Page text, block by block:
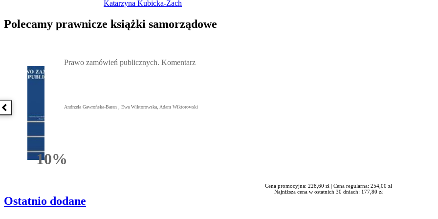
Katarzyna Kubicka-Żach
Polecamy prawnicze książki samorządowe
Poprzednia książka
10%Rabatu
Prawo zamówień publicznych. Komentarz
Andrzela Gawrońska-Baran , Ewa Wiktorowska, Adam Wiktorowski
Cena promocyjna: 228,60 zł | Cena regularna: 254,00 zł
Najniższa cena w ostatnich 30 dniach: 177,80 zł
Ostatnio dodane